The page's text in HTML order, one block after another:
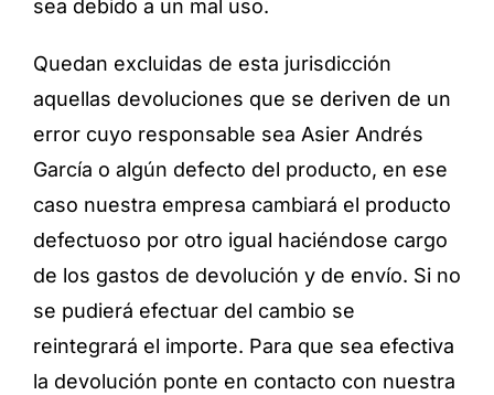
sea debido a un mal uso.
Quedan excluidas de esta jurisdicción
aquellas devoluciones que se deriven de un
error cuyo responsable sea Asier Andrés
García o algún defecto del producto, en ese
caso nuestra empresa cambiará el producto
defectuoso por otro igual haciéndose cargo
de los gastos de devolución y de envío. Si no
se pudierá efectuar del cambio se
reintegrará el importe. Para que sea efectiva
la devolución ponte en contacto con nuestra